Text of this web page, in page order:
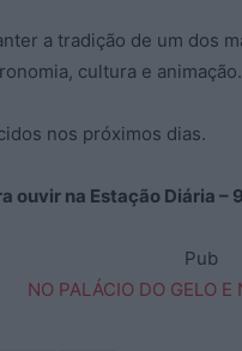
a tradição de um dos
cultura e animação.
nos próximos dias.
ouvir na Estação Diária –
Pub